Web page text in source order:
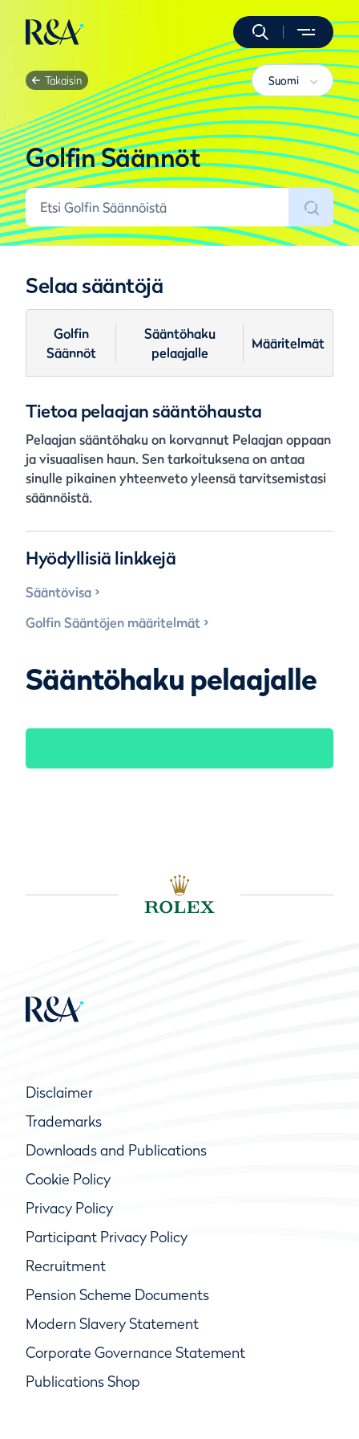
Takaisin Suomi
Golfin Säännöt
Selaa sääntöjä
Golfin
Säännöt
Sääntöhaku
pelaajalle
Määritelmät
Tietoa pelaajan sääntöhausta
Pelaajan sääntöhaku on korvannut Pelaajan oppaan
ja visuaalisen haun. Sen tarkoituksena on antaa
sinulle pikainen yhteenveto yleensä tarvitsemistasi
säännöistä.
Hyödyllisiä linkkejä
Sääntövisa
Golfin Sääntöjen määritelmät
Sääntöhaku pelaajalle
Disclaimer
Trademarks
Downloads and Publications
Cookie Policy
Privacy Policy
Participant Privacy Policy
Recruitment
Pension Scheme Documents
Modern Slavery Statement
Corporate Governance Statement
Publications Shop